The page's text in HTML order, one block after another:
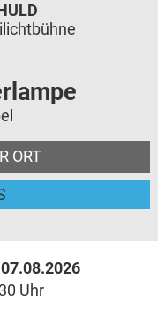
ORT
07.08.2026
Uhr